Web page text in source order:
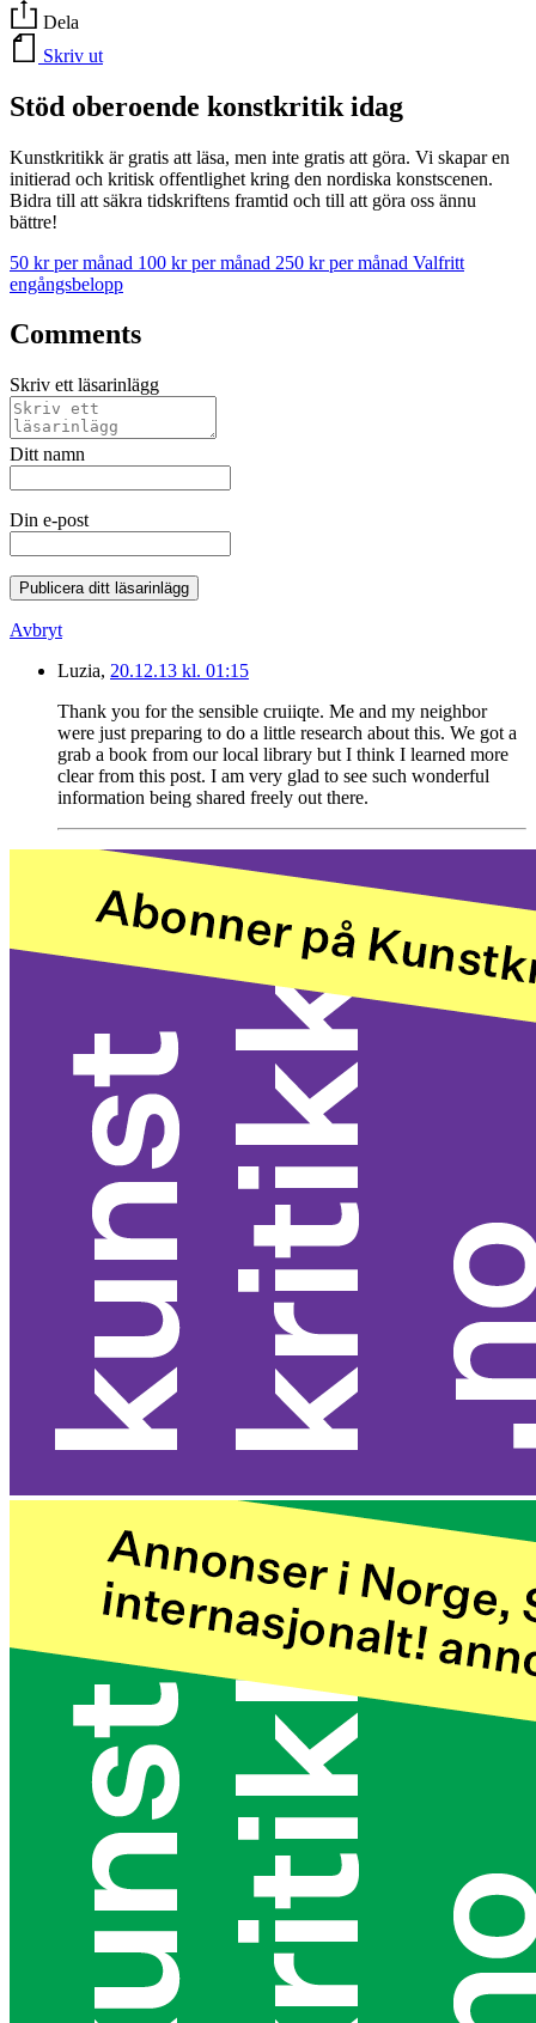
Dela
Skriv ut
Stöd oberoende konstkritik idag
Kunstkritikk är gratis att läsa, men inte gratis att göra. Vi skapar en
initierad och kritisk offentlighet kring den nordiska konstscenen.
Bidra till att säkra tidskriftens framtid och till att göra oss ännu
bättre!
50 kr per månad 100 kr per månad 250 kr per månad Valfritt
engångsbelopp
Comments
Skriv ett läsarinlägg
Ditt namn
Din e-post
Publicera ditt läsarinlägg
Avbryt
Luzia, 20.12.13 kl. 01:15
Thank you for the sensible cruiiqte. Me and my neighbor
were just preparing to do a little research about this. We got a
grab a book from our local library but I think I learned more
clear from this post. I am very glad to see such wonderful
information being shared freely out there.